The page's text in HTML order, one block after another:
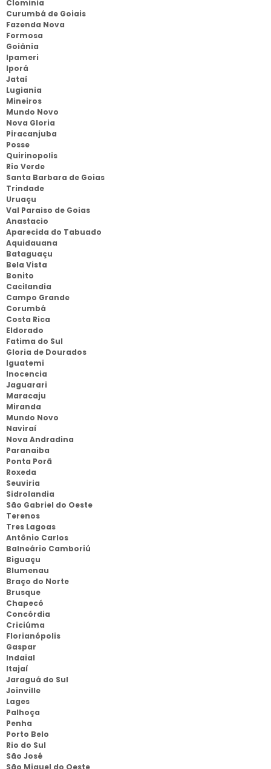
Clominia
Curumbá de Goiais
Fazenda Nova
Formosa
Goiânia
Ipameri
Iporá
Jataí
Lugiania
Mineiros
Mundo Novo
Nova Gloria
Piracanjuba
Posse
Quirinopolis
Rio Verde
Santa Barbara de Goias
Trindade
Uruaçu
Val Paraiso de Goias
Anastacio
Aparecida do Tabuado
Aquidauana
Bataguaçu
Bela Vista
Bonito
Cacilandia
Campo Grande
Corumbá
Costa Rica
Eldorado
Fatima do Sul
Gloria de Dourados
Iguatemi
Inocencia
Jaguarari
Maracaju
Miranda
Mundo Novo
Naviraí
Nova Andradina
Paranaiba
Ponta Porã
Roxeda
Seuviria
Sidrolandia
São Gabriel do Oeste
Terenos
Tres Lagoas
Antônio Carlos
Balneário Camboriú
Biguaçu
Blumenau
Braço do Norte
Brusque
Chapecó
Concórdia
Criciúma
Florianópolis
Gaspar
Indaial
Itajaí
Jaraguá do Sul
Joinville
Lages
Palhoça
Penha
Porto Belo
Rio do Sul
São José
São Miguel do Oeste